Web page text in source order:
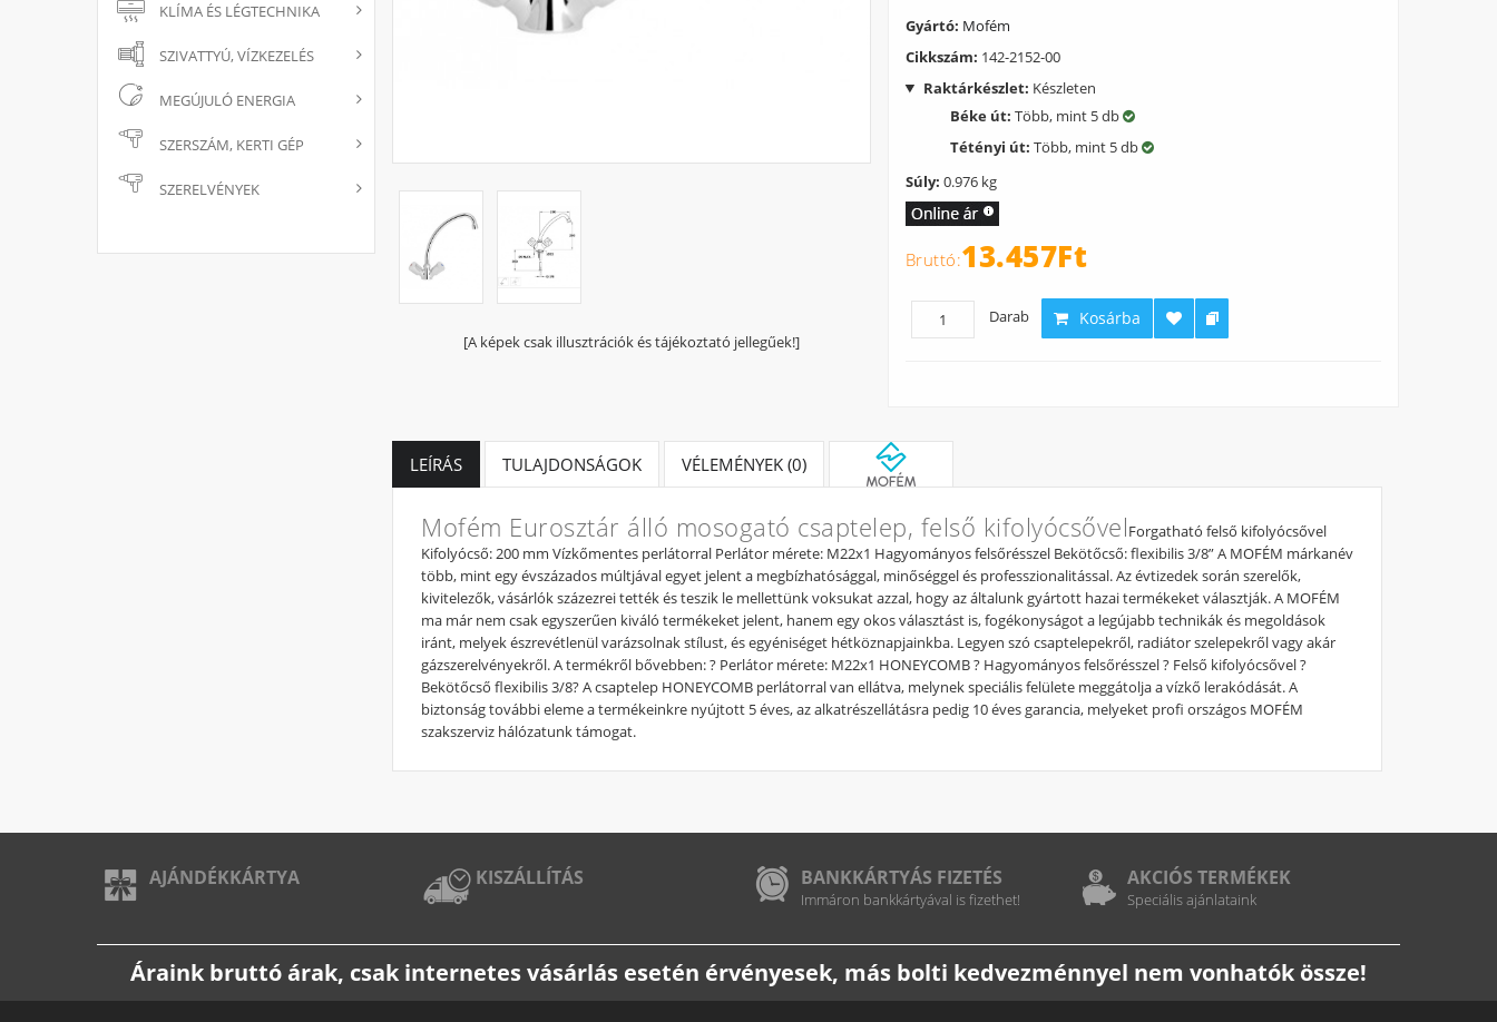
KLÍMA ÉS LÉGTECHNIKA
SZIVATTYÚ, VÍZKEZELÉS
MEGÚJULÓ ENERGIA
SZERSZÁM, KERTI GÉP
SZERELVÉNYEK
[A képek csak illusztrációk és tájékoztató jellegűek!]
biztonság további eleme a termékeinkre nyújtott 5 éves, az
alkatrészellátásra pedig 10 éves garancia, melyeket profi országos
MOFÉM szakszerviz hálózatunk támogat.
Gyártó: Mofém
Cikkszám: 142-2152-00
Raktárkészlet: Készleten
Béke út: Több, mint 5 db
Tétényi út: Több, mint 5 db
Súly: 0.976 kg
13.457Ft
Darab Kosárba
LEÍRÁS TULAJDONSÁGOK VÉLEMÉNYEK (0)
Mofém Eurosztár álló mosogató csaptelep, felső kifolyócsővelForgatható felső kifolyócsővel
Kifolyócső: 200 mm Vízkőmentes perlátorral Perlátor mérete: M22x1 Hagyományos felsőrésszel Bekötőcső: flexibilis 3/8” A MOFÉM márkanév
több, mint egy évszázados múltjával egyet jelent a megbízhatósággal, minőséggel és professzionalitással. Az évtizedek során szerelők,
kivitelezők, vásárlók százezrei tették és teszik le mellettünk voksukat azzal, hogy az általunk gyártott hazai termékeket választják. A MOFÉM
ma már nem csak egyszerűen kiváló termékeket jelent, hanem egy okos választást is, fogékonyságot a legújabb technikák és megoldások
iránt, melyek észrevétlenül varázsolnak stílust, és egyéniséget hétköznapjainkba. Legyen szó csaptelepekről, radiátor szelepekről vagy akár
gázszerelvényekről. A termékről bővebben: ? Perlátor mérete: M22x1 HONEYCOMB ? Hagyományos felsőrésszel ? Felső kifolyócsővel ?
Bekötőcső flexibilis 3/8? A csaptelep HONEYCOMB perlátorral van ellátva, melynek speciális felülete meggátolja a vízkő lerakódását. A
biztonság további eleme a termékeinkre nyújtott 5 éves, az alkatrészellátásra pedig 10 éves garancia, melyeket profi országos MOFÉM
szakszerviz hálózatunk támogat.
AJÁNDÉKKÁRTYA KISZÁLLÍTÁS BANKKÁRTYÁS FIZETÉS
Immáron bankkártyával is fizethet!
AKCIÓS TERMÉKEK
Speciális ajánlataink
Áraink bruttó árak, csak internetes vásárlás esetén érvényesek, más bolti kedvezménnyel nem vonhatók össze!